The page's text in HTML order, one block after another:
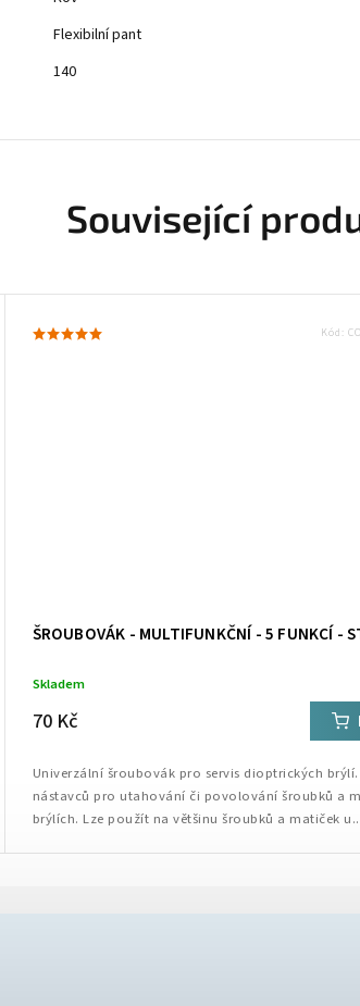
Flexibilní pant
140
Související
ŠROUBOVÁK - MULTIFUNKČNÍ - 5 FUNKCÍ -
Skladem
70 Kč
Univerzální šroubovák pro servis dioptrických brýlí.
nástavců pro utahování či povolování šroubků a
brýlích. Lze použít na většinu šroubků a matiček
Kód: